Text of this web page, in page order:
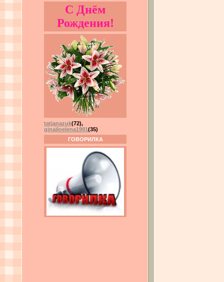
С Днём
Рождения!
tatjanazuk(72),
ginajloelena1991 (35)
ГОВОРИЛКА